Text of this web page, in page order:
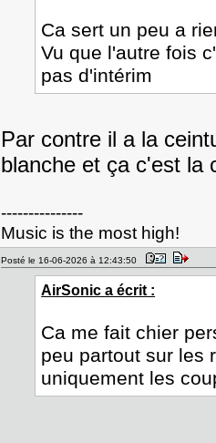
Ca sert un peu a
Vu que l'autre fois
pas d'intérim
Par contre il a la
blanche et ça c'est la
---------------
Music is the most high!
Posté le 16-06-2026 à 12:43:50
AirSonic a écrit :
Ca me fait chier
peu partout sur les
uniquement les